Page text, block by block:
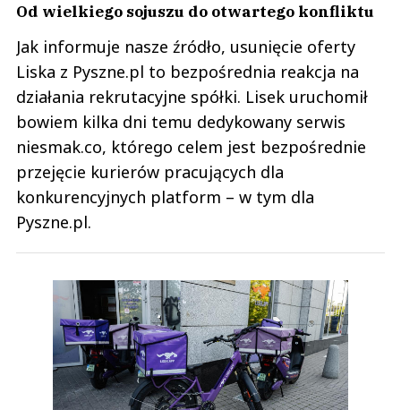
Od wielkiego sojuszu do otwartego konfliktu
Jak informuje nasze źródło, usunięcie oferty
Liska z Pyszne.pl to bezpośrednia reakcja na
działania rekrutacyjne spółki. Lisek uruchomił
bowiem kilka dni temu dedykowany serwis
niesmak.co, którego celem jest bezpośrednie
przejęcie kurierów pracujących dla
konkurencyjnych platform – w tym dla
Pyszne.pl.